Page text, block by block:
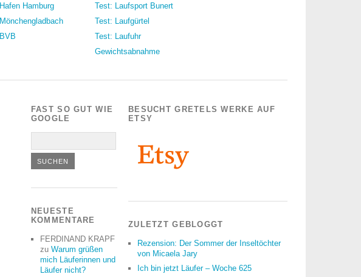
Hafen Hamburg
Mönchengladbach
BVB
Test: Laufsport Bunert
Test: Laufgürtel
Test: Laufuhr
Gewichtsabnahme
FAST SO GUT WIE
GOOGLE
NEUESTE
KOMMENTARE
FERDINAND KRAPF
zu Warum grüßen
mich Läuferinnen und
Läufer nicht?
BESUCHT GRETELS WERKE AUF
ETSY
ZULETZT GEBLOGGT
Rezension: Der Sommer der Inseltöchter
von Micaela Jary
Ich bin jetzt Läufer – Woche 625